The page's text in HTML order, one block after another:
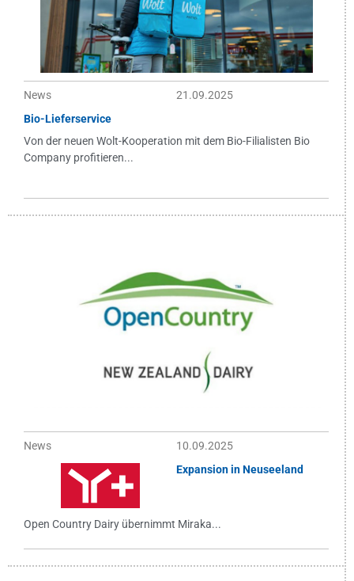
News
21.09.2025
Bio-Lieferservice
Von der neuen Wolt-Kooperation mit dem Bio-Filialisten Bio
Company profitieren...
News
10.09.2025
Expansion in Neuseeland
Open Country Dairy übernimmt Miraka...